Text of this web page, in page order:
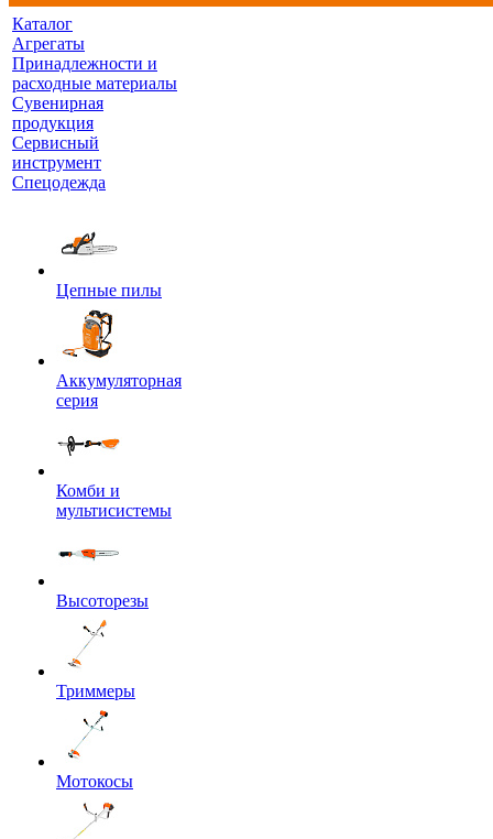
Каталог
Агрегаты
Принадлежности и
расходные материалы
Сувенирная
продукция
Сервисный
инструмент
Спецодежда
Цепные пилы
Аккумуляторная
серия
Комби и
мультисистемы
Высоторезы
Триммеры
Мотокосы